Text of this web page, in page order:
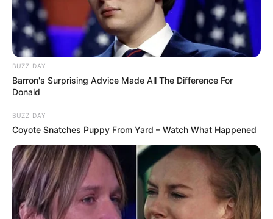
BUZZ DAY
Barron's Surprising Advice Made All The Difference For
Donald
BUZZ DAY
Coyote Snatches Puppy From Yard – Watch What Happened